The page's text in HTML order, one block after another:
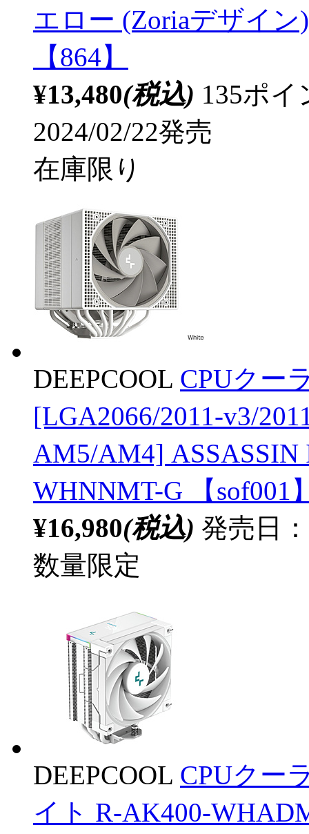
エロー (Zoriaデザイ
【864】
¥13,480(税込) 135ポ
2024/02/22発売
在庫限り
DEEPCOOL CPUクー
[LGA2066/2011-v3/
AM5/AM4]
WHNNMT-G 【sof001
¥16,980(税込) 発売日
数量限定
DEEPCOOL CPUクー
イト R-AK400-